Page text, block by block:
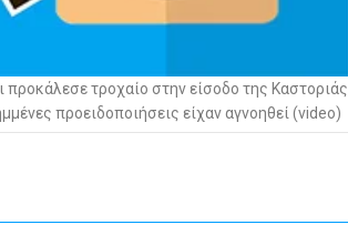
προκάλεσε τροχαίο στην είσοδο της Καστοριάς
προειδοποιήσεις είχαν αγνοηθεί (video)